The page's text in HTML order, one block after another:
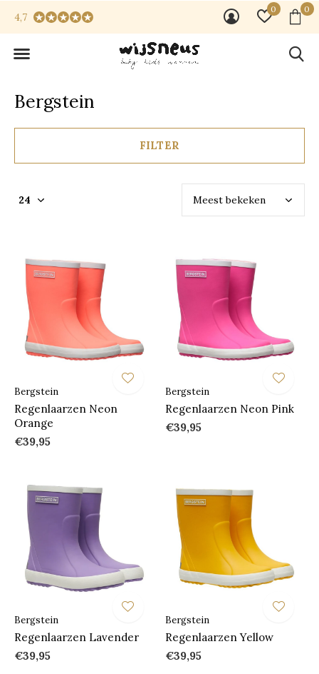
0 0
4,7
Bergstein
FILTER
Bergstein
Regenlaarzen Neon
Orange
€39,95
Bergstein
Regenlaarzen Neon Pink
€39,95
Bergstein
Regenlaarzen Lavender
€39,95
Bergstein
Regenlaarzen Yellow
€39,95